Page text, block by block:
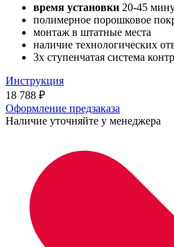
время установки 20-45
полимерное порошковое
монтаж в штатные места
наличие технологических
3х ступенчатая система
Инструкция
18 788 ₽
Оформление предзаказа
Наличие уточняйте у менеджера